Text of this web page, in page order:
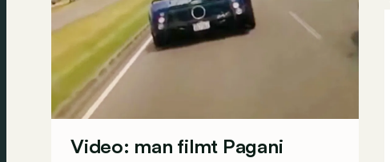
Video: man filmt Pagani